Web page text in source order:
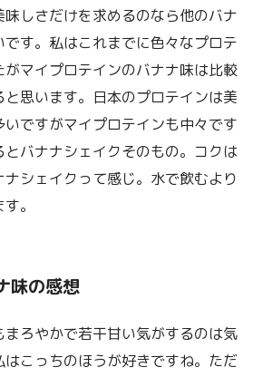
しさだけを求めるのなら他のバナ
す。私はこれまでに色々なプロテ
マイプロテインのバナナ味は比較
思います。日本のプロテインは美
ですがマイプロテインも中々です
バナナシェイクそのもの。コクは
シェイクって感じ。水で飲むより
。
味の感想
ろやかで若干甘い気がするのは気
こっちのほうが好きですね。ただ